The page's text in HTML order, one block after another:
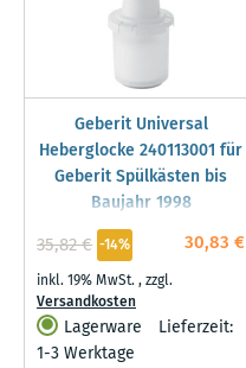
Geberit Universal
Heberglocke 240113001 für
Geberit Spülkästen bis
Baujahr 1998
30,83 €
35,82 € -14%
inkl. 19% MwSt.,zzgl.
Versandkosten
Lagerware
Lieferzeit:
1-3 Werktage